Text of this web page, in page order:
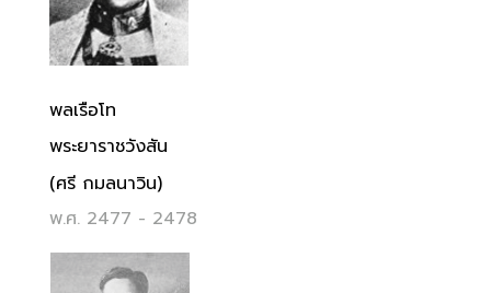
พลเรือโท
พระยาราชวังสัน
(ศรี กมลนาวิน)
พ.ศ. 2477 - 2478